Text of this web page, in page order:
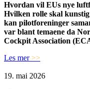
Hvordan vil EUs nye
Hvilken rolle skal
kan pilotforeninger
var blant temaene da
Cockpit Association
Les mer>>
19. mai 2026